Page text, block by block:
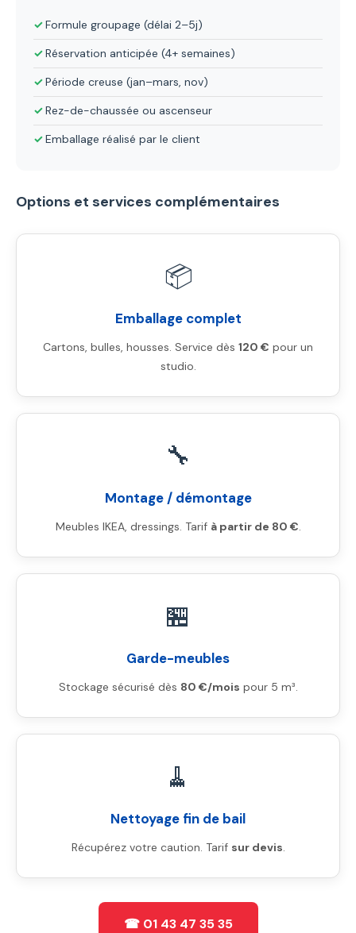
Formule groupage (délai 2–5j)
Réservation anticipée (4+ semaines)
Période creuse (jan–mars, nov)
Rez-de-chaussée ou ascenseur
Emballage réalisé par le client
Options et services complémentaires
📦
Emballage complet
Cartons, bulles, housses. Service dès 120 € pour un
studio.
🔧
Montage / démontage
Meubles IKEA, dressings. Tarif à partir de 80 €.
🏪
Garde-meubles
Stockage sécurisé dès 80 €/mois pour 5 m³.
🧹
Nettoyage fin de bail
Récupérez votre caution. Tarif sur devis.
☎ 01 43 47 35 35